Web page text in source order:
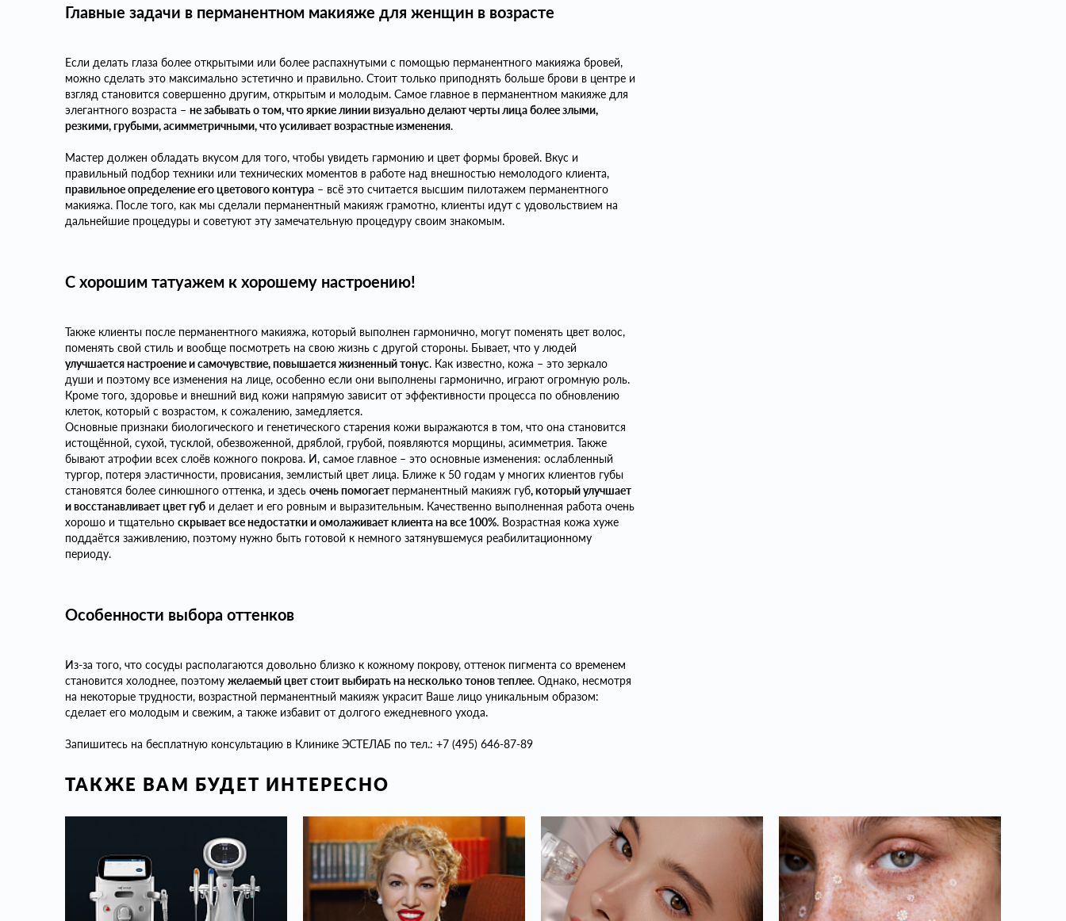
Главные задачи в перманентном макияже для женщин в возрасте
Если делать глаза более открытыми или более распахнутыми с помощью перманентного макияжа бровей,
можно сделать это максимально эстетично и правильно. Стоит только приподнять больше брови в центре и
взгляд становится совершенно другим, открытым и молодым. Самое главное в перманентном макияже для
элегантного возраста – не забывать о том, что яркие линии визуально делают черты лица более злыми,
резкими, грубыми, асимметричными, что усиливает возрастные изменения.
Мастер должен обладать вкусом для того, чтобы увидеть гармонию и цвет формы бровей. Вкус и
правильный подбор техники или технических моментов в работе над внешностью немолодого клиента,
правильное определение его цветового контура – всё это считается высшим пилотажем перманентного
макияжа. После того, как мы сделали перманентный макияж грамотно, клиенты идут с удовольствием на
дальнейшие процедуры и советуют эту замечательную процедуру своим знакомым.
С хорошим татуажем к хорошему настроению!
Также клиенты после перманентного макияжа, который выполнен гармонично, могут поменять цвет волос,
поменять свой стиль и вообще посмотреть на свою жизнь с другой стороны. Бывает, что у людей
улучшается настроение и самочувствие, повышается жизненный тонус. Как известно, кожа – это зеркало
души и поэтому все изменения на лице, особенно если они выполнены гармонично, играют огромную роль.
Кроме того, здоровье и внешний вид кожи напрямую зависит от эффективности процесса по обновлению
клеток, который с возрастом, к сожалению, замедляется.
Основные признаки биологического и генетического старения кожи выражаются в том, что она становится
истощённой, сухой, тусклой, обезвоженной, дряблой, грубой, появляются морщины, асимметрия. Также
бывают атрофии всех слоёв кожного покрова. И, самое главное – это основные изменения: ослабленный
тургор, потеря эластичности, провисания, землистый цвет лица. Ближе к 50 годам у многих клиентов губы
становятся более синюшного оттенка, и здесь очень помогает перманентный макияж губ, который улучшает
и восстанавливает цвет губ и делает и его ровным и выразительным. Качественно выполненная работа очень
хорошо и тщательно скрывает все недостатки и омолаживает клиента на все 100%. Возрастная кожа хуже
поддаётся заживлению, поэтому нужно быть готовой к немного затянувшемуся реабилитационному
периоду.
Особенности выбора оттенков
Из-за того, что сосуды располагаются довольно близко к кожному покрову, оттенок пигмента со временем
становится холоднее, поэтому желаемый цвет стоит выбирать на несколько тонов теплее. Однако, несмотря
на некоторые трудности, возрастной перманентный макияж украсит Ваше лицо уникальным образом:
сделает его молодым и свежим, а также избавит от долгого ежедневного ухода.
Запишитесь на бесплатную консультацию в Клинике ЭСТЕЛАБ по тел.: +7 (495) 646-87-89
ТАКЖЕ ВАМ БУДЕТ ИНТЕРЕСНО